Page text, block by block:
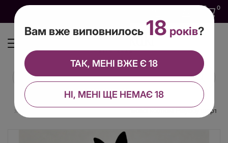
0
Еротичний рольової костюм Playboy шортики
Вам вже виповнилось 18 років?
НІ, МЕНІ ЩЕ НЕМАЄ 18
ТАК, МЕНІ ВЖЕ Є 18